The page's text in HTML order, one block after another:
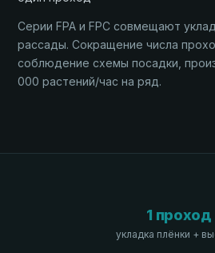
Серии FPA и FPC совмещают
рассады. Сокращение числа
соблюдение схемы посадки,
000 растений/час на ряд.
1 проход
укладка плёнки +